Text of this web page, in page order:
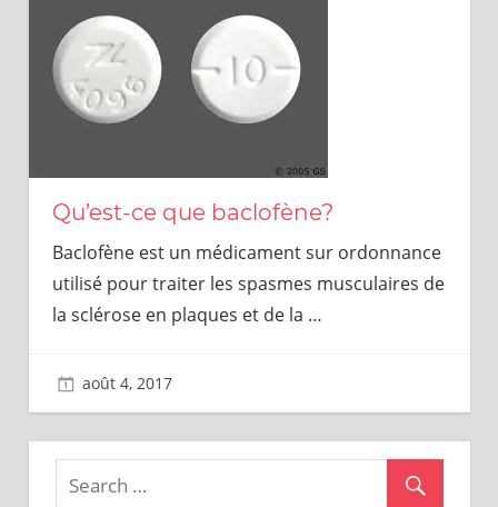
Qu’est-ce que baclofène?
Baclofène est un médicament sur ordonnance
utilisé pour traiter les spasmes musculaires de
la sclérose en plaques et de la …
août 4, 2017